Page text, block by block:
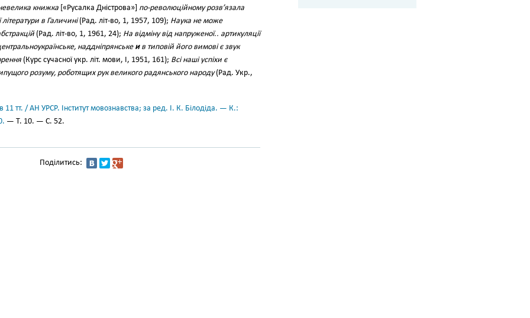
книжка [«Русалка Дністрова»] по-революційному розв’язала
в Галичині(Рад. літ-во, 1, 1957, 109); Наука не може
(Рад. літ-во, 1, 1961, 24); На відміну від напруженої.. артикуляції
наддніпрянськеив типовій його вимові є звук
(Курс сучасної укр. літ. мови, І, 1951, 161); Всі наші успіхи є
розуму, роботящих рук великого радянського народу(Рад. Укр.,
11 тт. / АН УРСР. Інститут мовознавства; за ред. І. К. Білодіда. — К.:
— Т. 10. — С. 52.
Поділитись: